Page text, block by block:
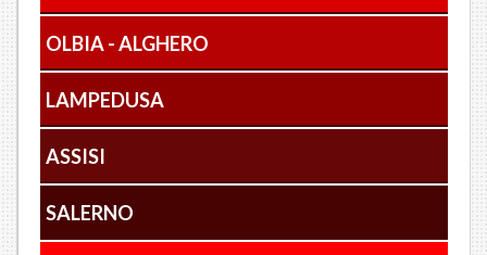
OLBIA - ALGHERO
LAMPEDUSA
ASSISI
SALERNO